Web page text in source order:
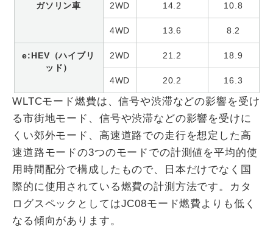
ガソリン車 2WD 14.2 10.8
4WD 13.6 8.2
e:HEV（ハイブリ
ッド）
2WD 21.2 18.9
4WD 20.2 16.3
WLTCモード燃費は、信号や渋滞などの影響を受け
る市街地モード、信号や渋滞などの影響を受けに
くい郊外モード、高速道路での走行を想定した高
速道路モードの3つのモードでの計測値を平均的使
用時間配分で構成したもので、日本だけでなく国
際的に使用されている燃費の計測方法です。カタ
ログスペックとしてはJC08モード燃費よりも低く
なる傾向があります。